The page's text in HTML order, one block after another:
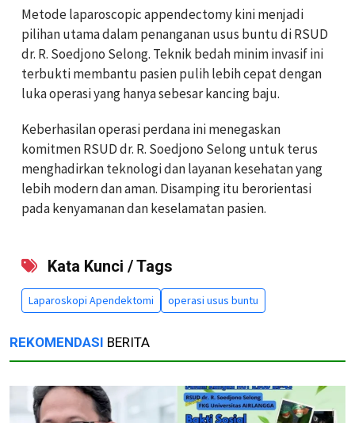
Metode laparoscopic appendectomy kini menjadi
pilihan utama dalam penanganan usus buntu di RSUD
dr. R. Soedjono Selong. Teknik bedah minim invasif ini
terbukti membantu pasien pulih lebih cepat dengan
luka operasi yang hanya sebesar kancing baju.
Keberhasilan operasi perdana ini menegaskan
komitmen RSUD dr. R. Soedjono Selong untuk terus
menghadirkan teknologi dan layanan kesehatan yang
lebih modern dan aman. Disamping itu berorientasi
pada kenyamanan dan keselamatan pasien.
Kata Kunci / Tags
Laparoskopi Apendektomi operasi usus buntu
REKOMENDASI BERITA